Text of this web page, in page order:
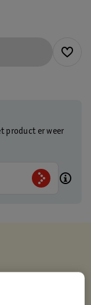
product er weer
dag in huis